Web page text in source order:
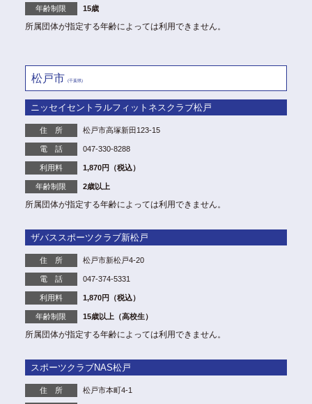
年齢制限 15歳
所属団体が指定する年齢によっては利用できません。
松戸市 (千葉県)
ニッセイセントラルフィットネスクラブ松戸
住 所 松戸市高塚新田123-15
電 話 047-330-8288
利用料 1,870円（税込）
年齢制限 2歳以上
所属団体が指定する年齢によっては利用できません。
ザバススポーツクラブ新松戸
住 所 松戸市新松戸4-20
電 話 047-374-5331
利用料 1,870円（税込）
年齢制限 15歳以上（高校生）
所属団体が指定する年齢によっては利用できません。
スポーツクラブNAS松戸
住 所 松戸市本町4-1